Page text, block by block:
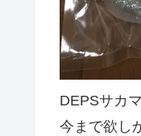
DEPSサカ
今まで欲し